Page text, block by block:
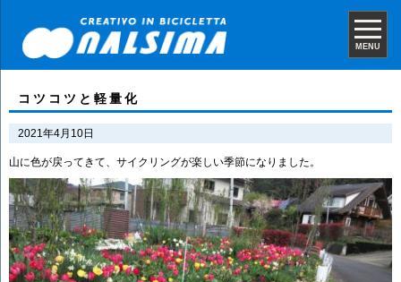
MENU
コツコツと軽量化
2021年4月10日
山に色が戻ってきて、サイクリングが楽しい季節になりました。